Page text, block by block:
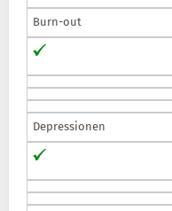
Burn-out
Depressionen